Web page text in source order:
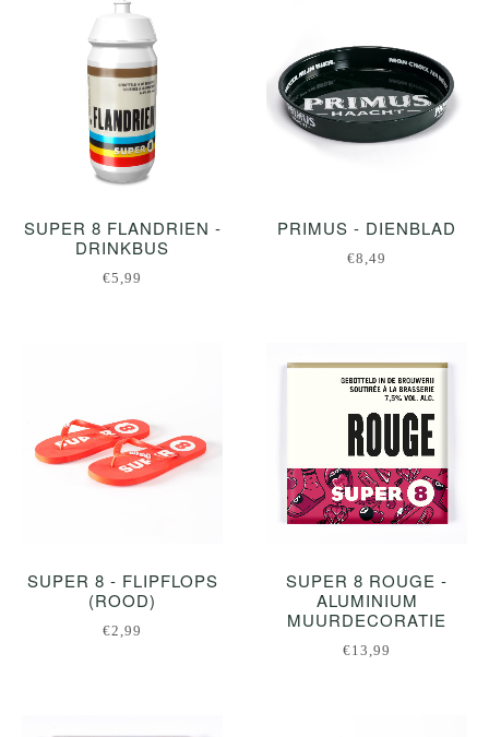
SUPER 8 FLANDRIEN -
DRINKBUS
€5,99
PRIMUS - DIENBLAD
€8,49
SUPER 8 - FLIPFLOPS
(ROOD)
€2,99
SUPER 8 ROUGE -
ALUMINIUM
MUURDECORATIE
€13,99